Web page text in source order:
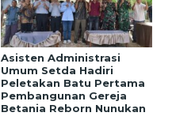
Asisten Administrasi
Umum Setda Hadiri
Peletakan Batu Pertama
Pembangunan Gereja
Betania Reborn Nunukan